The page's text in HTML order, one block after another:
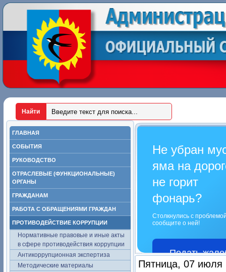
ГЛАВНАЯ
СОБЫТИЯ
РУКОВОДСТВО
ОТРАСЛЕВЫЕ (ФУНКЦИОНАЛЬНЫЕ)
ОРГАНЫ
ГРАЖДАНАМ
РАБОТА С ОБРАЩЕНИЯМИ ГРАЖДАН
ПРОТИВОДЕЙСТВИЕ КОРРУПЦИИ
Нормативные правовые и иные акты
в сфере противодействия коррупции
Антикоррупционная экспертиза
Методические материалы
Не убран
яма на
не горит
фонарь?
Столкнулись с
сообщите о ней!
Подать
Пятница, 07 июля